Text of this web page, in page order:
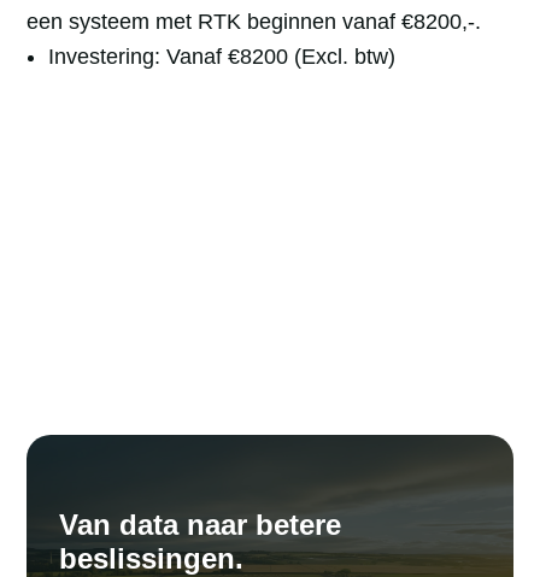
een systeem met RTK beginnen vanaf €8200,-.
Investering: Vanaf €8200 (Excl. btw)
Van data naar betere
beslissingen.